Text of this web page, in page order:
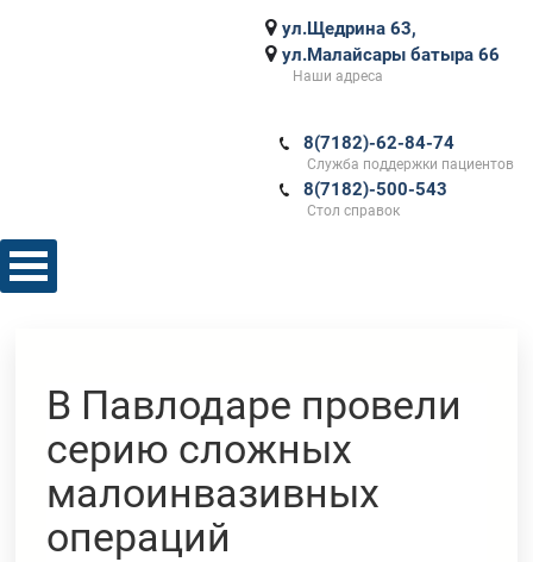
ул.Щедрина 63,
ул.Малайсары батыра 66
Наши адреса
8(7182)-62-84-74
Служба поддержки пациентов
8(7182)-500-543
Стол справок
В Павлодаре провели
серию сложных
малоинвазивных
операций